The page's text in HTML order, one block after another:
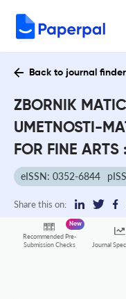
Back to journal finder
ZBORNIK
UMETNOSTI-
FOR FINE
eISSN: 0352-6844
Share this on:
Recommended Pre-
Submission Checks
New
Journal